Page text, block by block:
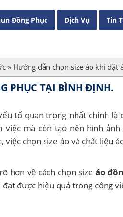
Đồng Phục Dịch Vụ Tin
» Hướng dẫn chọn size áo khi đặt
PHỤC TẠI BÌNH ĐỊNH.
tố quan trọng nhất chính là
mà còn tạo nên hình
chọn size áo và chất liệu
hơn về cách chọn size áo
được hiệu quả trong công